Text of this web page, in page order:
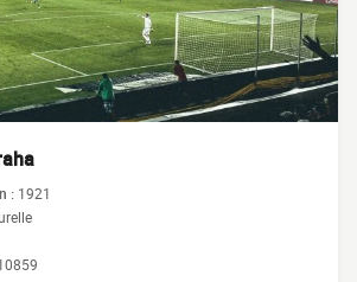
: 1921